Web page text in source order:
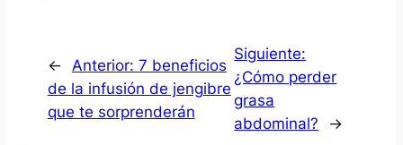
← Anterior: 7 beneficios
de la infusión de jengibre
que te sorprenderán
Siguiente:
¿Cómo perder
grasa
abdominal?
→